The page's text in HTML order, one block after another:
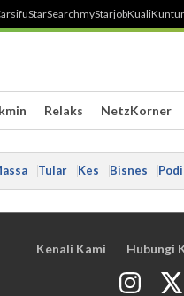
StarSearchmyStarjobKuali
Relaks NetzKorner
Tular Kes Bisnes
Kenali Kami Hubungi